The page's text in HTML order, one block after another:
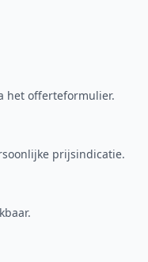
het offerteformulier.
prijsindicatie.